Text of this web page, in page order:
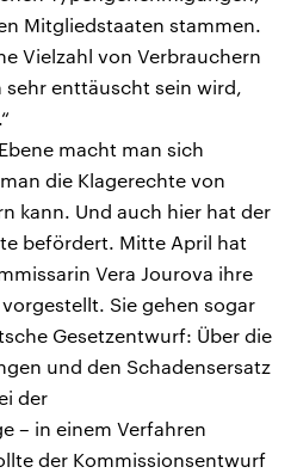
Mitgliedstaaten stammen.
Vielzahl von Verbrauchern
sehr enttäuscht sein wird,
macht man sich
die Klagerechte von
kann. Und auch hier hat der
befördert. Mitte April hat
Vera Jourova ihre
Sie gehen sogar
Gesetzentwurf: Über die
und den Schadensersatz
der
– in einem Verfahren
der Kommissionsentwurf